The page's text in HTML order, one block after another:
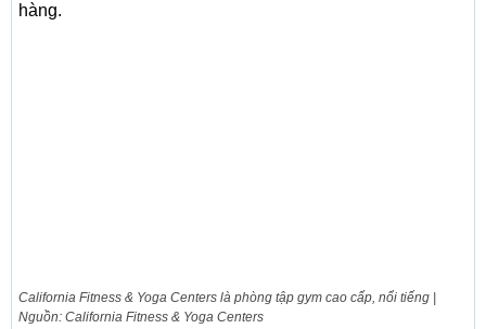
hàng.
California Fitness & Yoga Centers là phòng tập gym cao cấp, nổi tiếng |
Nguồn: California Fitness & Yoga Centers